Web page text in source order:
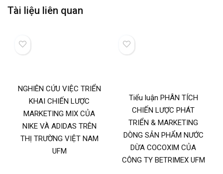
Tài liệu liên quan
NGHIÊN CỨU VIỆC TRIỂN
KHAI CHIẾN LƯỢC
MARKETING MIX CỦA
NIKE VÀ ADIDAS TRÊN
THỊ TRƯỜNG VIỆT NAM
UFM
Tiểu luận PHÂN TÍCH
CHIẾN LƯỢC PHÁT
TRIỂN & MARKETING
DÒNG SẢN PHẨM NƯỚC
DỪA COCOXIM CỦA
CÔNG TY BETRIMEX UFM